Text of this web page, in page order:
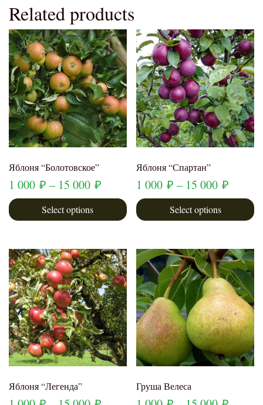
Related products
Яблоня “Болотовское”
1 000 ₽ – 15 000 ₽
Select options
Яблоня “Спартан”
1 000₽ – 15 000₽
Select options
Яблоня “Легенда” Груша Велеса